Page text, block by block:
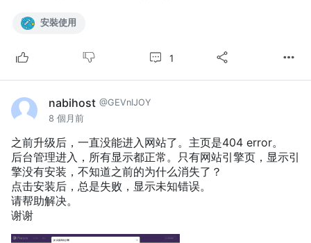
安裝使用
1
nabihost @GEVnIJOY
8 個月前
之前升级后，一直没能进入网站了。主页是404 error。
后台管理进入，所有显示都正常。只有网站引擎页，显示引
擎没有安装，不知道之前的为什么消失了？
点击安装后，总是失败，显示未知错误。
请帮助解决。
谢谢